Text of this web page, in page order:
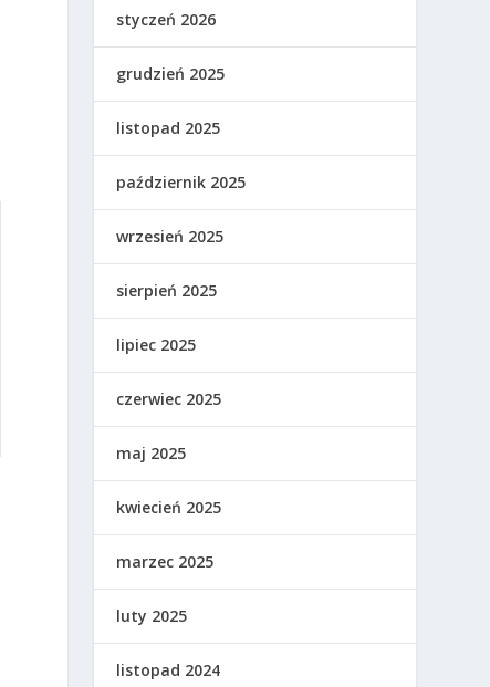
styczeń 2026
grudzień 2025
listopad 2025
październik 2025
wrzesień 2025
sierpień 2025
lipiec 2025
czerwiec 2025
maj 2025
kwiecień 2025
marzec 2025
luty 2025
listopad 2024